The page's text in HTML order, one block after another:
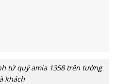
tứ quý amia 1358 trên tường
khách